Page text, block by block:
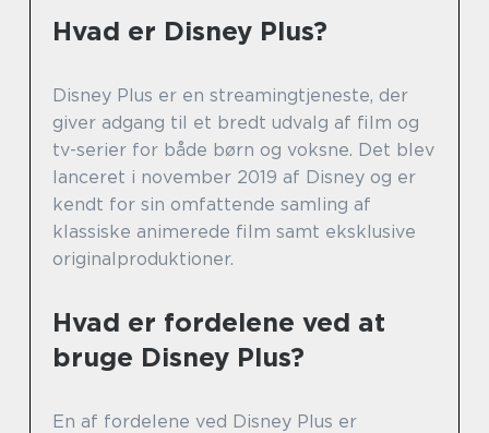
Hvad er Disney Plus?
Disney Plus er en streamingtjeneste, der
giver adgang til et bredt udvalg af film og
tv-serier for både børn og voksne. Det blev
lanceret i november 2019 af Disney og er
kendt for sin omfattende samling af
klassiske animerede film samt eksklusive
originalproduktioner.
Hvad er fordelene ved at
bruge Disney Plus?
En af fordelene ved Disney Plus er